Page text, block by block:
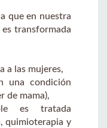
que en nuestra
transformada
a las mujeres,
una condición
de mama),
es tratada
quimioterapia y